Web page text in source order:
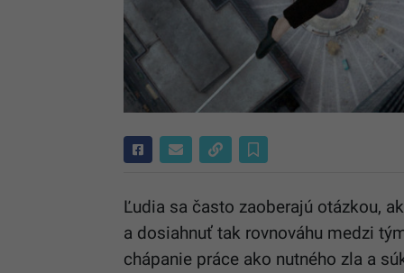
Ľudia sa často zaoberajú otázkou,
a dosiahnuť tak rovnováhu medzi
chápanie práce ako nutného zla a